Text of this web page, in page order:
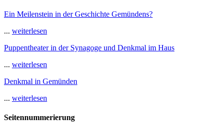
Ein Meilenstein in der Geschichte Gemündens?
... weiterlesen
Puppentheater in der Synagoge und Denkmal im Haus
... weiterlesen
Denkmal in Gemünden
... weiterlesen
Seitennummerierung